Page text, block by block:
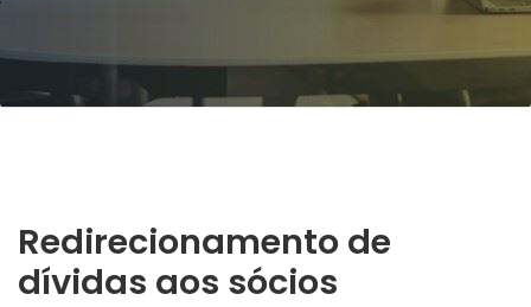
Redirecionamento de
dívidas aos sócios